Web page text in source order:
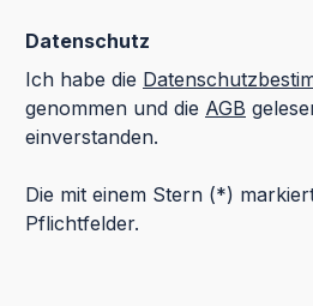
Datenschutz
Ich habe die
genommen und die AGB
einverstanden.
Die mit einem Stern (*)
Pflichtfelder.